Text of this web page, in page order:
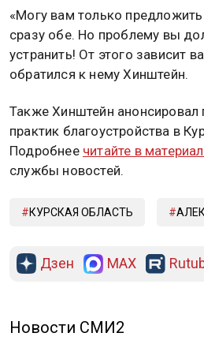
«Могу вам только
сразу обе. Но проблему вы
устранить! От этого зависит
обратился к нему Хинштейн.
Также Хинштейн анонсировал
практик благоустройства в
Подробнее читайте в
службы новостей.
КУРСКАЯ ОБЛАСТЬ
Дзен MAX
Новости СМИ2